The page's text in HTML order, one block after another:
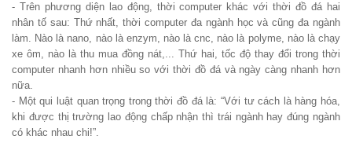
- Trên phương diện lao động, thời computer khác với thời đồ đá hai
nhân tố sau: Thứ nhất, thời computer đa ngành học và cũng đa ngành
làm. Nào là nano, nào là enzym, nào là cnc, nào là polyme, nào là chạy
xe ôm, nào là thu mua đồng nát,... Thứ hai, tốc độ thay đổi trong thời
computer nhanh hơn nhiều so với thời đồ đá và ngày càng nhanh hơn
nữa.
- Một qui luật quan trọng trong thời đồ đá là: “Với tư cách là hàng hóa,
khi được thị trường lao động chấp nhận thì trái ngành hay đúng ngành
có khác nhau chi!”.